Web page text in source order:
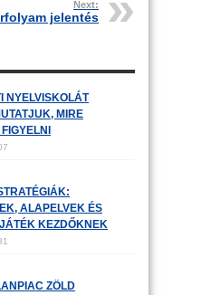
Next:
jelentés
NYELVISKOLÁT
MIRE
ALAPELVEK ÉS
KEZDŐKNEK
ZÖLD